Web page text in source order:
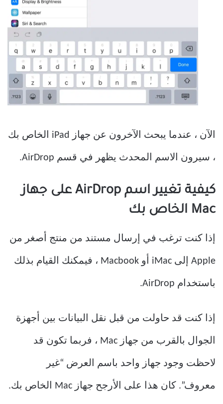
الآن ، عندما يبحث الآخرون عن جهاز iPad الخاص بك
، سيرون الاسم المحدث يظهر في قسم AirDrop.
كيفية تغيير اسم AirDrop على جهاز
Mac الخاص بك
إذا كنت ترغب في إرسال مستند من منتج أصغر من
Apple إلى iMac أو Macbook ، فيمكنك القيام بذلك
باستخدام AirDrop.
إذا كنت قد حاولت من قبل نقل البيانات بين أجهزة
الجوال بالقرب من جهاز Mac ، فربما تكون قد
لاحظت وجود جهاز واحد باسم العرض “غير
معروف”. كان هذا على الأرجح جهاز Mac الخاص بك.